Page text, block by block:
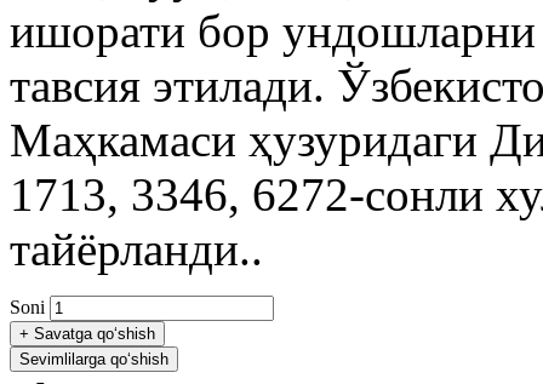
ишорати бор
тавсия этилади.
Маҳкамаси ҳузуридаги
1713, 3346, 6272-сонли
тайёрланди..
Soni
+ Savatga qo‘shish
Sevimlilarga qo‘shish